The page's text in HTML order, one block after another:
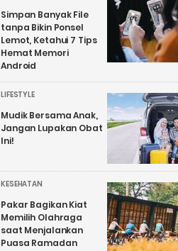
Simpan Banyak File
tanpa Bikin Ponsel
Lemot, Ketahui 7 Tips
Hemat Memori
Android
LIFESTYLE
Mudik Bersama Anak,
Jangan Lupakan Obat
Ini!
KESEHATAN
Pakar Bagikan Kiat
Memilih Olahraga
saat Menjalankan
Puasa Ramadan